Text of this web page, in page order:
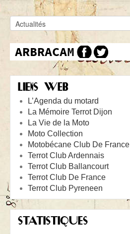
LIENS WEB
L’Agenda du motard
La Mémoire Terrot Dijon
La Vie de la Moto
Moto Collection
Motobécane Club De France
Terrot Club Ardennais
Terrot Club Ballancourt
Terrot Club De France
Terrot Club Pyreneen
STATISTIQUES